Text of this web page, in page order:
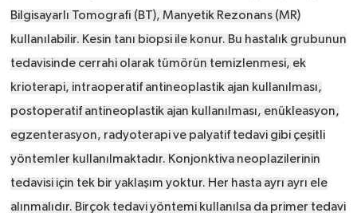
Bilgisayarlı Tomografi (BT), Manyetik Rezonans (MR)
kullanılabilir. Kesin tanı biopsi ile konur. Bu hastalık grubunun
tedavisinde cerrahi olarak tümörün temizlenmesi, ek
krioterapi, intraoperatif antineoplastik ajan kullanılması,
postoperatif antineoplastik ajan kullanılması, enükleasyon,
egzenterasyon, radyoterapi ve palyatif tedavi gibi çeşitli
yöntemler kullanılmaktadır. Konjonktiva neoplazilerinin
tedavisi için tek bir yaklaşım yoktur. Her hasta ayrı ayrı ele
alınmalıdır. Birçok tedavi yöntemi kullanılsa da primer tedavi